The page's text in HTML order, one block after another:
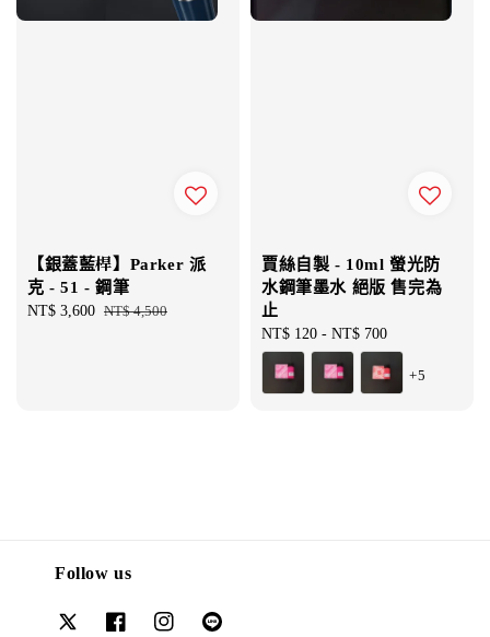
【銀蓋藍桿】Parker 派
克 - 51 - 鋼筆
Sale
NT$ 3,600 Regular
NT$ 4,500
賈絲自製 - 10ml 螢光防
水鋼筆墨水 絕版 售完為
止
Regular
price
NT$ 120 - NT$ 700
+5
Follow us